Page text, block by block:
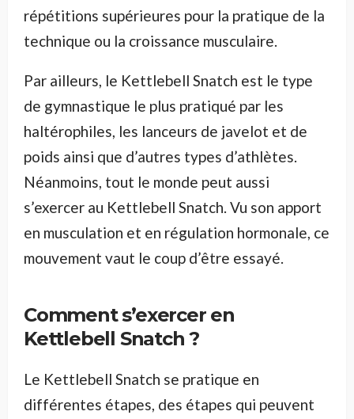
répétitions supérieures pour la pratique de la
technique ou la croissance musculaire.
Par ailleurs, le Kettlebell Snatch est le type
de gymnastique le plus pratiqué par les
haltérophiles, les lanceurs de javelot et de
poids ainsi que d’autres types d’athlètes.
Néanmoins, tout le monde peut aussi
s’exercer au Kettlebell Snatch. Vu son apport
en musculation et en régulation hormonale, ce
mouvement vaut le coup d’être essayé.
Comment s’exercer en
Kettlebell Snatch ?
Le Kettlebell Snatch se pratique en
différentes étapes, des étapes qui peuvent